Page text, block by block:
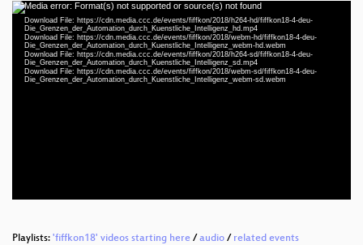
Video
Player
Media error: Format(s) not supported or source(s) not found
Download File: https://cdn.media.ccc.de/events/fiffkon/2018/h264-hd/fiffkon18-4-deu-
Die_Grenzen_der_Automation_durch_Kuenstliche_Intelligenz_hd.mp4
Download File: https://cdn.media.ccc.de/events/fiffkon/2018/webm-hd/fiffkon18-4-deu-
Die_Grenzen_der_Automation_durch_Kuenstliche_Intelligenz_webm-hd.webm
Download File: https://cdn.media.ccc.de/events/fiffkon/2018/h264-sd/fiffkon18-4-deu-
Die_Grenzen_der_Automation_durch_Kuenstliche_Intelligenz_sd.mp4
Download File: https://cdn.media.ccc.de/events/fiffkon/2018/webm-sd/fiffkon18-4-deu-
Die_Grenzen_der_Automation_durch_Kuenstliche_Intelligenz_webm-sd.webm
deu 1080p (mp4)
Playlists: 'fiffkon18' videos starting here /audio / related events